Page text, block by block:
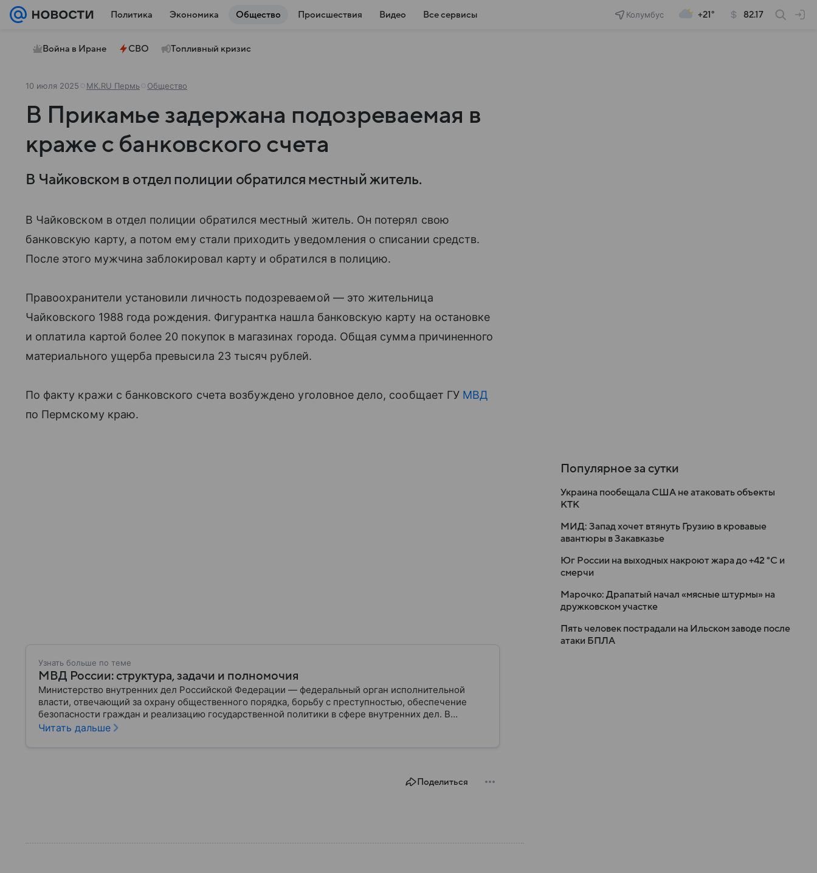
Политика Экономика Общество Происшествия Видео Все сервисы Колумбус +21° 82.17
Война в Иране СВО Топливный кризис
10 июля 2025 МК.RU Пермь Общество
В Прикамье задержана подозреваемая в
краже с банковского счета
В Чайковском в отдел полиции обратился местный житель.
В Чайковском в отдел полиции обратился местный житель. Он потерял свою
банковскую карту, а потом ему стали приходить уведомления о списании средств.
После этого мужчина заблокировал карту и обратился в полицию.
Правоохранители установили личность подозреваемой — это жительница
Чайковского 1988 года рождения. Фигурантка нашла банковскую карту на остановке
и оплатила картой более 20 покупок в магазинах города. Общая сумма причиненного
материального ущерба превысила 23 тысяч рублей.
По факту кражи с банковского счета возбуждено уголовное дело, сообщает ГУ МВД
по Пермскому краю.
Узнать больше по теме
МВД России: структура, задачи и полномочия
Министерство внутренних дел Российской Федерации — федеральный орган исполнительной
власти, отвечающий за охрану общественного порядка, борьбу с преступностью, обеспечение
безопасности граждан и реализацию государственной политики в сфере внутренних дел. В
материале рассказываем, чем занимается МВД России, какие задачи выполняет министерство, как
Читать дальше
Поделиться
Популярное за сутки
Украина пообещала США не атаковать объекты
КТК
МИД: Запад хочет втянуть Грузию в кровавые
авантюры в Закавказье
Юг России на выходных накроют жара до +42 °C и
смерчи
Марочко: Драпатый начал «мясные штурмы» на
дружковском участке
Пять человек пострадали на Ильском заводе после
атаки БПЛА